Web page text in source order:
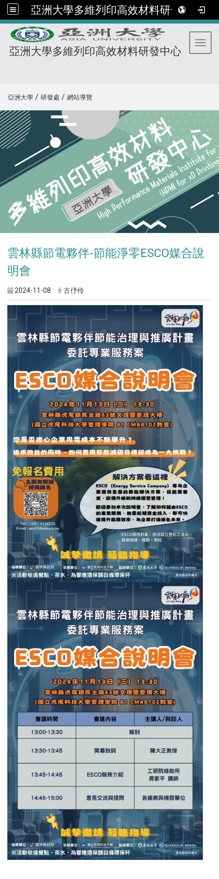
亞洲大學多維列印高效材料研發中心
亞洲大學多維列印高效材料研發中心
亞洲大學 / 研發處 / 網站導覽
雲林縣節電夥伴-節能淨零ESCO媒合說
明會
2024-11-08 古伃伶